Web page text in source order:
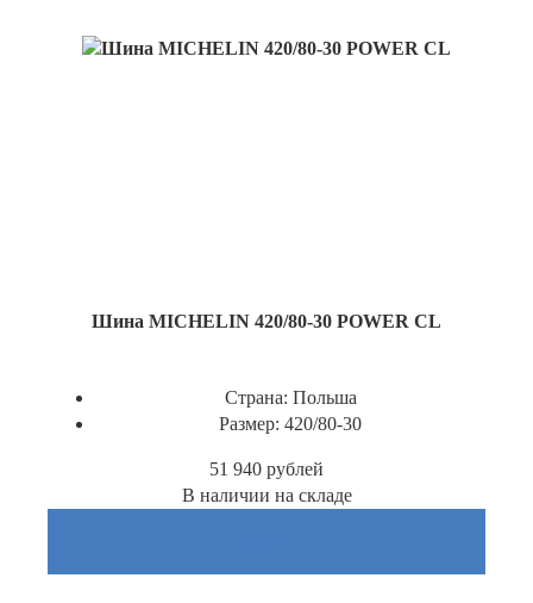
Шина MICHELIN 420/80-30 POWER CL
Страна: Польша
Размер: 420/80-30
51 940 рублей
В наличии на складе